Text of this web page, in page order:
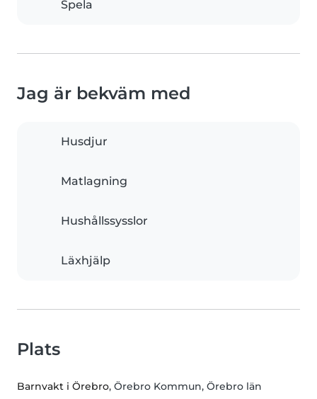
Spela
Jag är bekväm med
Husdjur
Matlagning
Hushållssysslor
Läxhjälp
Plats
Barnvakt i Örebro, Örebro Kommun, Örebro län